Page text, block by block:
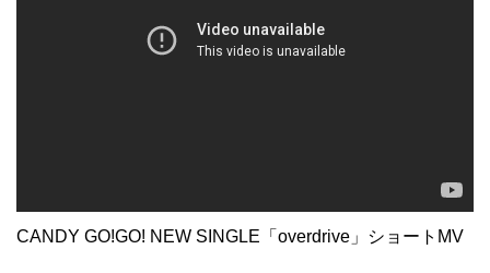
CANDY GO!GO! NEW SINGLE「overdrive」ショートMV